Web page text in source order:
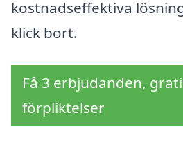
kostnadseffektiva
klick bort.
Få 3 erbjudanden,
förpliktelser